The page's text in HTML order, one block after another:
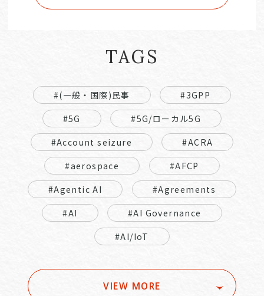
TAGS
#(一般・国際)民事
#3GPP
#5G
#5G/ローカル5G
#Account seizure
#ACRA
#aerospace
#AFCP
#Agentic AI
#Agreements
#AI
#AI Governance
#AI/IoT
VIEW MORE